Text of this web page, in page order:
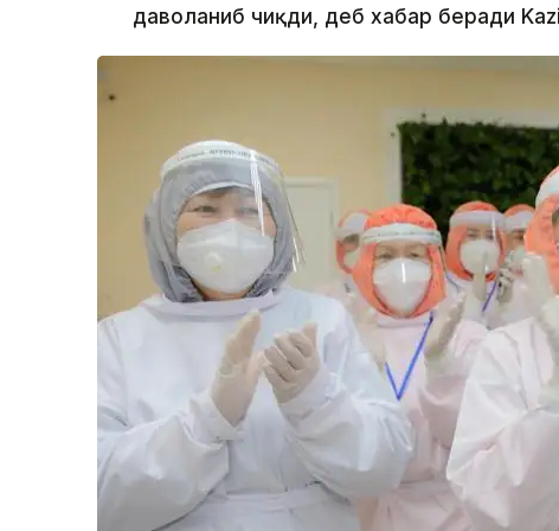
даволаниб чиқди, деб хабар беради